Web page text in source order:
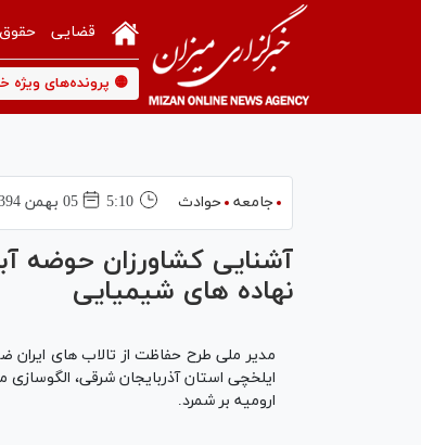
قضایی
🟡 پرونده‌های ویژه
جامعه حوادث 5:10 05 بهمن 1394
آشنایی کشاورزان حوضه
نهاده های شیمیایی
مدیر ملی طرح حفاظت از تالاب های ایران
ایلخچی استان آذربایجان شرقی، الگوسازی
ارومیه بر شمرد.